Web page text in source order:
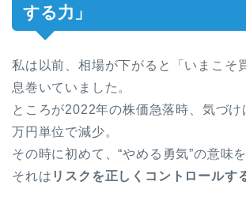
する力」
私は以前、相場が下がると「いまこそ
息巻いていました。
ところが2022年の株価急落時、気づ
万円単位で減少。
その時に初めて、“やめる勇気”の意味
それは リスクを正しくコントロールす